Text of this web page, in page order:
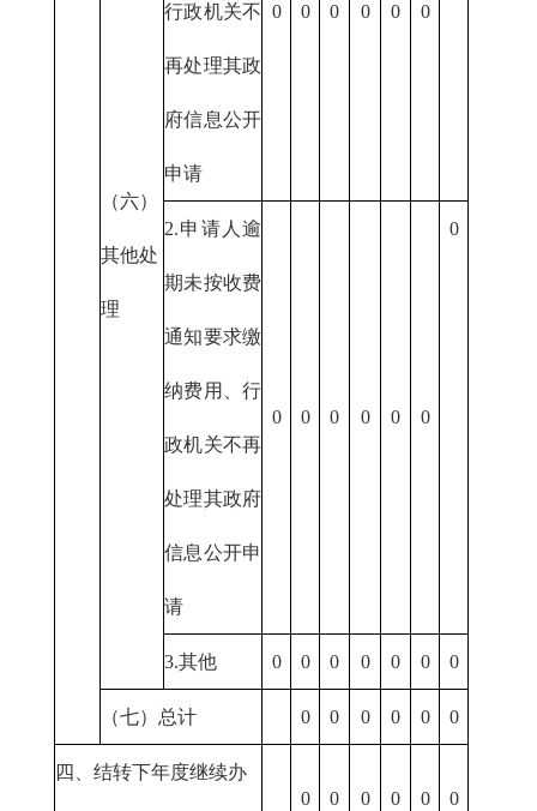
（六）
其他处
理
行政机关不
再处理其政
府信息公开
申请
0 0 0 0 0 0
2.申请人逾
期未按收费
通知要求缴
纳费用、行
政机关不再
处理其政府
信息公开申
请
0 0 0 0 0 0
0
3.其他 0 0 0 0 0 0 0
（七）总计 0 0 0 0 0 0
四、结转下年度继续办
0 0 0 0 0 0